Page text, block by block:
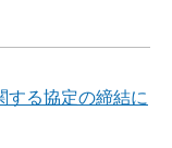
する協定の締結に